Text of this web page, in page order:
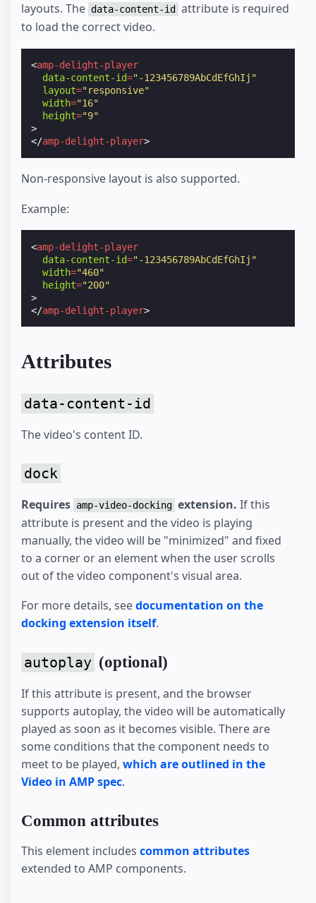
layouts. The data-content-id
attribute is required
to load the correct video.
<amp-delight-player
data-content-id="-123456789AbCdEfGhIj"
layout="responsive"
width="16"
height="9"
>
</amp-delight-player>
Non-responsive layout is also supported.
Example:
<amp-delight-player
data-content-id="-123456789AbCdEfGhIj"
width="460"
height="200"
>
</amp-delight-player>
Attributes
data-content-id
The video's content ID.
dock
Requires amp-video-docking extension. If this
attribute is present and the video is playing
manually, the video will be "minimized" and fixed
to a corner or an element when the user scrolls
out of the video component's visual area.
For more details, seedocumentation on the
docking extension itself.
autoplay (optional)
If this attribute is present, and the browser
supports autoplay, the video will be automatically
played as soon as it becomes visible. There are
some conditions that the component needs to
meet to be played, which are outlined in the
Video in AMP spec.
Common attributes
This element includes common attributes
extended to AMP components.